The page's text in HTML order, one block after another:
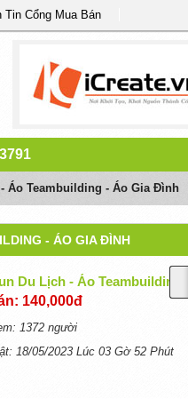
Tin Cổng Mua Bán
Áo Teambuilding - Áo Gia Đình
- ÁO GIA ĐÌNH
Du Lịch - Áo Teambuilding
140,000đ
1372 người
18/05/2023 Lúc 03 Gờ 52 Phút